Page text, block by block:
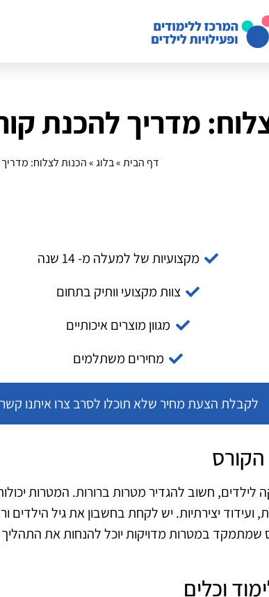
מדריך להכנת
דף הבית»בלוג»הכנות לצלוח:
מקצועיות של למעלה מ- 14 שנה
צוות מקצועי וותיק בתחום
מגוון מוצרים איכותיים
מחירים משתלמים
לקבלת הצעת מחיר שלא תוכלו לסרב צרו איתנו קשר
לילדים, חשוב להגדיר מטרות ברורות. המטרות
ועידוד יצירתיות. יש לקחת בחשבון את גיל
שמתמקד במטרות מדויקות יוכל להנחות את התהליך
וכלים